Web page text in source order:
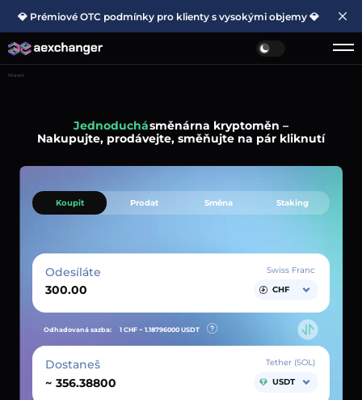
💎 Prémiové OTC podmínky pro klienty s vysokými objemy 💎
Hlavní
Jednoduchásměnárna kryptoměn –
Nakupujte, prodávejte, směňujte na pár kliknutí
Koupit Prodat Směna Staking
Odesíláte
Swiss Franc
CHF
Odhadovaná sazba: 1 CHF ~ 1.18796000 USDT
Dostaneš
~
Tether (SOL)
USDT